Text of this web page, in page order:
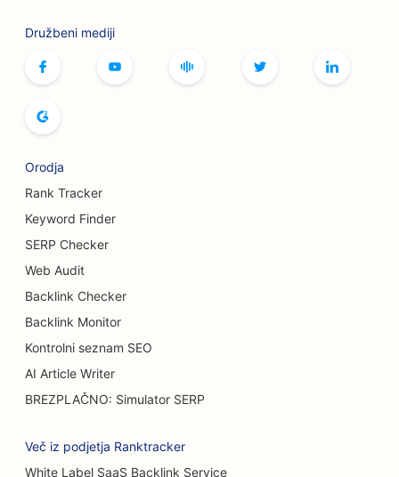
SEO za pekarne kruha
SEO za storitve povečanja prsi
SEO za samopostrežne restavracije
SEO za tovornjake za burgerje
SEO za trgovine s torticami
SEO za opeklinske kirurge
SEO za avtopralnice
SEO za kavarne
Družbeni mediji
Orodja
Rank Tracker
Keyword Finder
SERP Checker
Web Audit
Backlink Checker
Backlink Monitor
Kontrolni seznam SEO
AI Article Writer
BREZPLAČNO: Simulator SERP
Več iz podjetja Ranktracker
White Label SaaS Backlink Service